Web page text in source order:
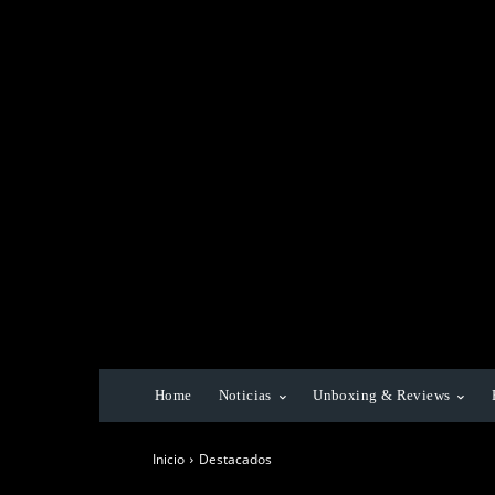
Home Noticias Unboxing & Reviews
Inicio Destacados